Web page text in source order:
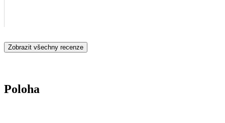
Zobrazit všechny recenze
Poloha